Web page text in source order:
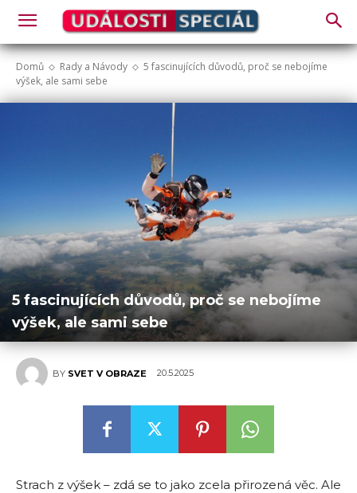
Domů Rady a Návody
5 fascinujících důvodů, proč se nebojíme
výšek, ale sami sebe
5 fascinujících důvodů, proč se nebojíme
výšek, ale sami sebe
BY SVET V OBRAZE 20.5.2025
Strach z výšek – zdá se to jako zcela přirozená věc. Ale